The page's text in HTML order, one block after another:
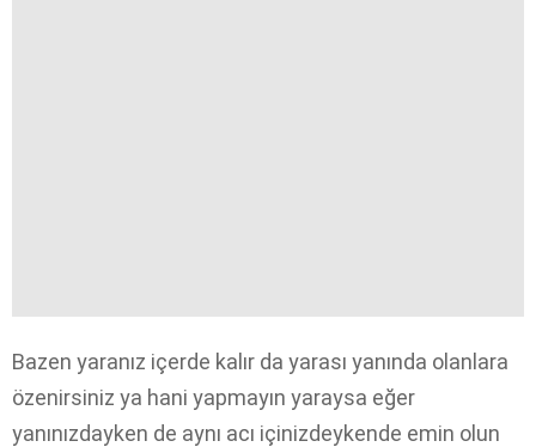
Bazen yaranız içerde kalır da yarası yanında olanlara
özenirsiniz ya hani yapmayın yaraysa eğer
yanınızdayken de aynı acı içinizdeykende emin olun